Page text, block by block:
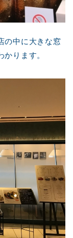
の中に大きな窓
ります。